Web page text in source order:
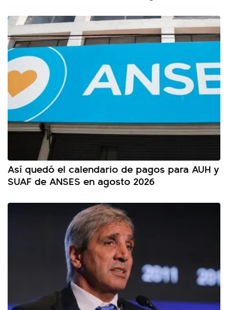
Así quedó el calendario de pagos para AUH y
SUAF de ANSES en agosto 2026